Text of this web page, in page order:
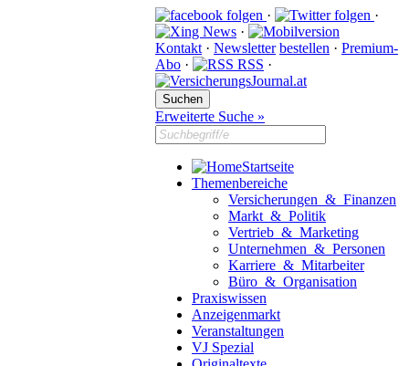
·
·
·
Kontakt · Newsletter bestellen · Premium-
Abo · RSS ·
Erweiterte Suche »
Startseite
Themenbereiche
Versicherungen & Finanzen
Markt & Politik
Vertrieb & Marketing
Unternehmen & Personen
Karriere & Mitarbeiter
Büro & Organisation
Praxiswissen
Anzeigenmarkt
Veranstaltungen
VJ Spezial